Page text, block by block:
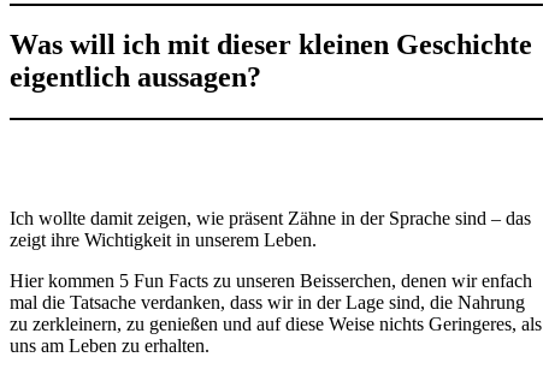
Was will ich mit dieser kleinen Geschichte
eigentlich aussagen?
Ich wollte damit zeigen, wie präsent Zähne in der Sprache sind – das
zeigt ihre Wichtigkeit in unserem Leben.
Hier kommen 5 Fun Facts zu unseren Beisserchen, denen wir enfach
mal die Tatsache verdanken, dass wir in der Lage sind, die Nahrung
zu zerkleinern, zu genießen und auf diese Weise nichts Geringeres, als
uns am Leben zu erhalten.